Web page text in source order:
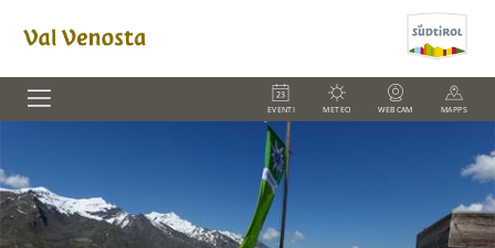
EVENTI METEO WEBCAM MAPPS